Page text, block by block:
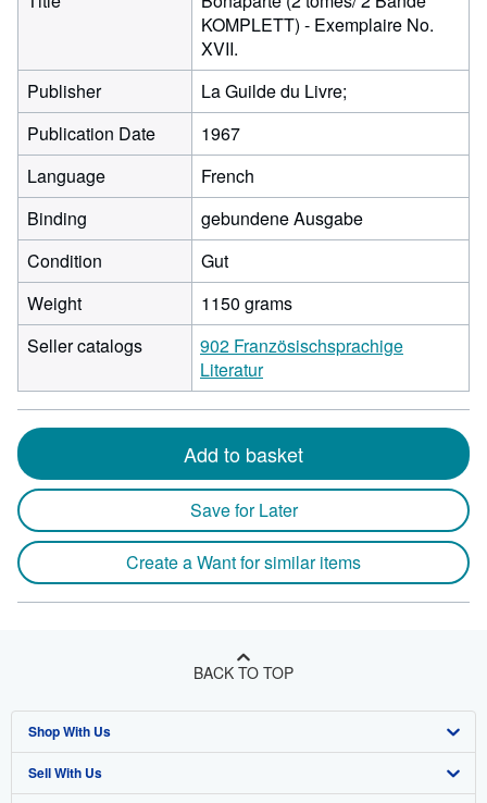
KOMPLETT) - Exemplaire No.
XVII.
Publisher
La Guilde du Livre;
Publication Date
1967
Language
French
Binding
gebundene Ausgabe
Condition
Gut
Weight
1150 grams
Seller catalogs
902 Französischsprachige
Literatur
Add to basket
Save for Later
Create a Want for similar items
BACK TO TOP
Shop With Us
Advanced Search
Sell With Us